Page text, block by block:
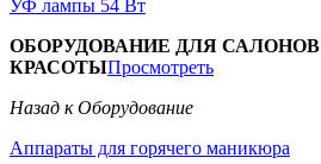
УФ лампы 54 Вт
ОБОРУДОВАНИЕ ДЛЯ САЛОНОВ
КРАСОТЫПросмотреть
Назад к Оборудование
Аппараты для горячего маникюра